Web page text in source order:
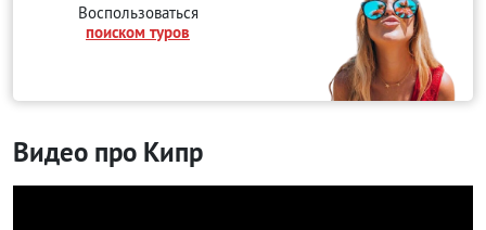
Воспользоваться
поиском туров
Видео про Кипр